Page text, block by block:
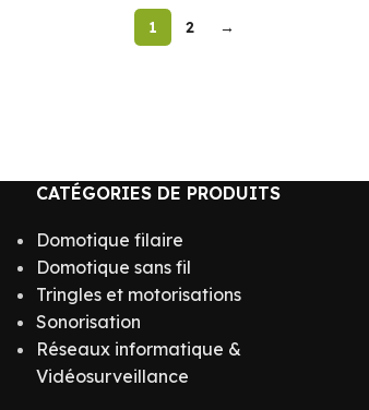
1 2 →
CATÉGORIES DE PRODUITS
Domotique filaire
Domotique sans fil
Tringles et motorisations
Sonorisation
Réseaux informatique &
Vidéosurveillance